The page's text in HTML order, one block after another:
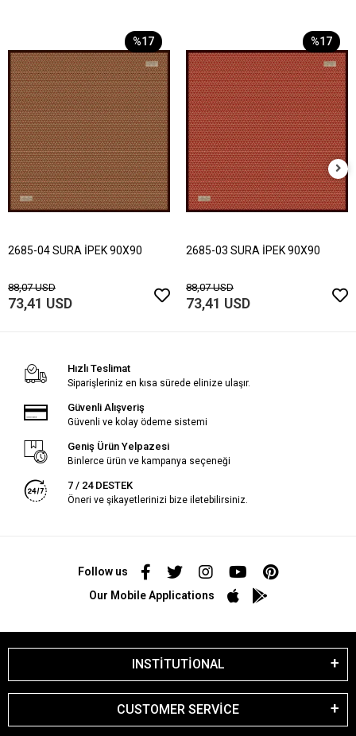
%17
2685-04 SURA İPEK 90X90
88,07 USD
73,41 USD
%17
2685-03 SURA İPEK 90X90
88,07 USD
73,41 USD
Hızlı Teslimat
Siparişleriniz en kısa sürede elinize ulaşır.
Güvenli Alışveriş
Güvenli ve kolay ödeme sistemi
Geniş Ürün Yelpazesi
Binlerce ürün ve kampanya seçeneği
7 / 24 DESTEK
Öneri ve şikayetlerinizi bize iletebilirsiniz.
Follow us
Our Mobile Applications
INSTİTUTİONAL
CUSTOMER SERVİCE